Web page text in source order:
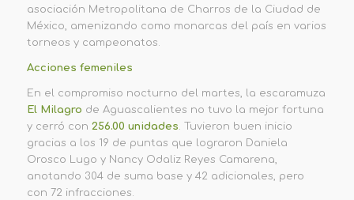
asociación Metropolitana de Charros de la Ciudad de
México, amenizando como monarcas del país en varios
torneos y campeonatos.
Acciones femeniles
En el compromiso nocturno del martes, la escaramuza
El Milagro de Aguascalientes no tuvo la mejor fortuna
y cerró con 256.00 unidades. Tuvieron buen inicio
gracias a los 19 de puntas que lograron Daniela
Orosco Lugo y Nancy Odaliz Reyes Camarena,
anotando 304 de suma base y 42 adicionales, pero
con 72 infracciones.